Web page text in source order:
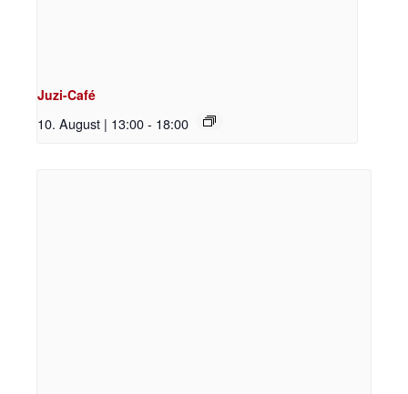
Juzi-Café
10. August | 13:00- 18:00